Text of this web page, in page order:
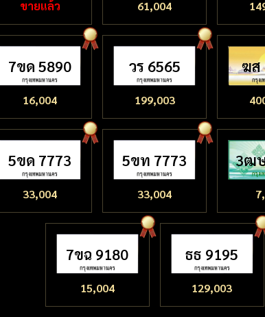
ขายแล้ว 61,004
7ขด 5890
16,004
วร 6565
199,003
ฆส
5ขด 7773
33,004
5ขท 7773
33,004
3ฒ
7ขฉ 9180
15,004
ธธ 9195
129,003